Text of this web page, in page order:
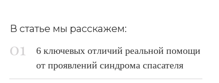
В статье мы расскажем:
6 ключевых отличий реальной помощи
от проявлений синдрома спасателя